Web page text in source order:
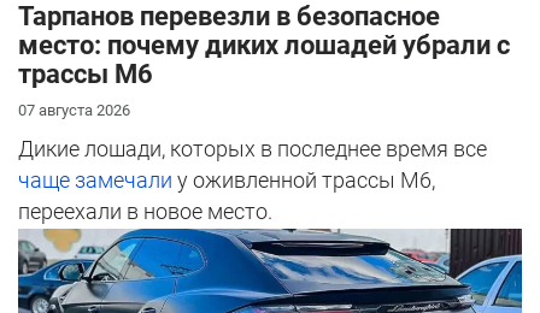
Тарпанов перевезли в безопасное
место: почему диких лошадей убрали с
трассы М6
07 августа 2026
Дикие лошади, которых в последнее время все
чаще замечали у оживленной трассы М6,
переехали в новое место.